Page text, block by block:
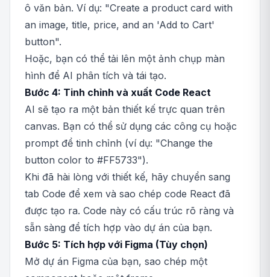
ô văn bản. Ví dụ: "Create a product card with
an image, title, price, and an 'Add to Cart'
button".
Hoặc, bạn có thể tải lên một ảnh chụp màn
hình để AI phân tích và tái tạo.
Bước 4: Tinh chỉnh và xuất Code React
AI sẽ tạo ra một bản thiết kế trực quan trên
canvas. Bạn có thể sử dụng các công cụ hoặc
prompt để tinh chỉnh (ví dụ: "Change the
button color to #FF5733").
Khi đã hài lòng với thiết kế, hãy chuyển sang
tab Code để xem và sao chép code React đã
được tạo ra. Code này có cấu trúc rõ ràng và
sẵn sàng để tích hợp vào dự án của bạn.
Bước 5: Tích hợp với Figma (Tùy chọn)
Mở dự án Figma của bạn, sao chép một